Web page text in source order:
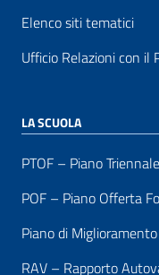
Elenco siti tematici
Ufficio Relazioni con il
LA SCUOLA
PTOF – Piano
POF – Piano Offerta
Piano di Miglioramento
RAV – Rapporto